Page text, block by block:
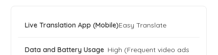
Easy Translate
High (Frequent video ads